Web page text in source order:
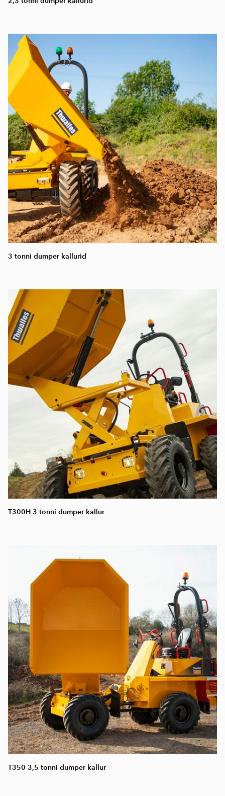
3 tonni dumper kallurid
T300H 3 tonni dumper kallur
T350 3,5 tonni dumper kallur